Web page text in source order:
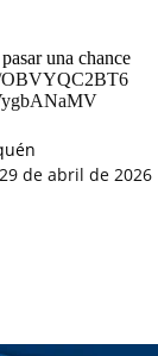
una chance
OBVYQC2BT6
29 de abril de 2026